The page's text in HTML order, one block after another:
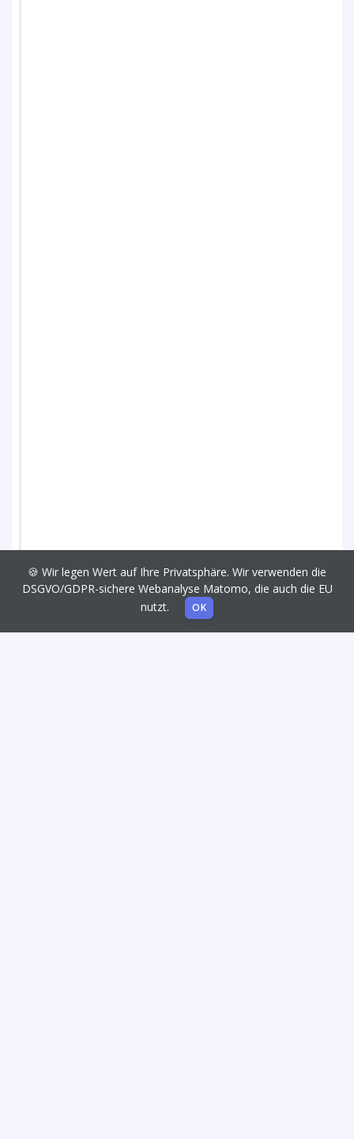
🍪 Wir legen Wert auf Ihre Privatsphäre. Wir verwenden die
DSGVO/GDPR-sichere Webanalyse Matomo, die auch die EU
nutzt.
OK